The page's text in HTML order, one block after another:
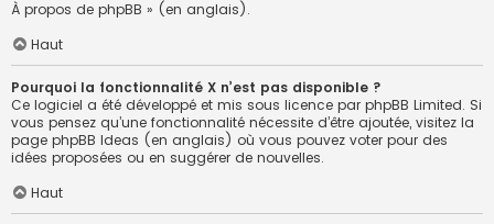
À propos de phpBB » (en anglais).
Haut
Pourquoi la fonctionnalité X n’est pas disponible ?
Ce logiciel a été développé et mis sous licence par phpBB Limited. Si
vous pensez qu’une fonctionnalité nécessite d’être ajoutée, visitez la
page phpBB Ideas (en anglais) où vous pouvez voter pour des
idées proposées ou en suggérer de nouvelles.
Haut